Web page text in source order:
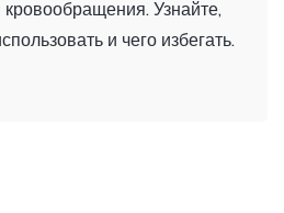
Узнайте,
и чего избегать.